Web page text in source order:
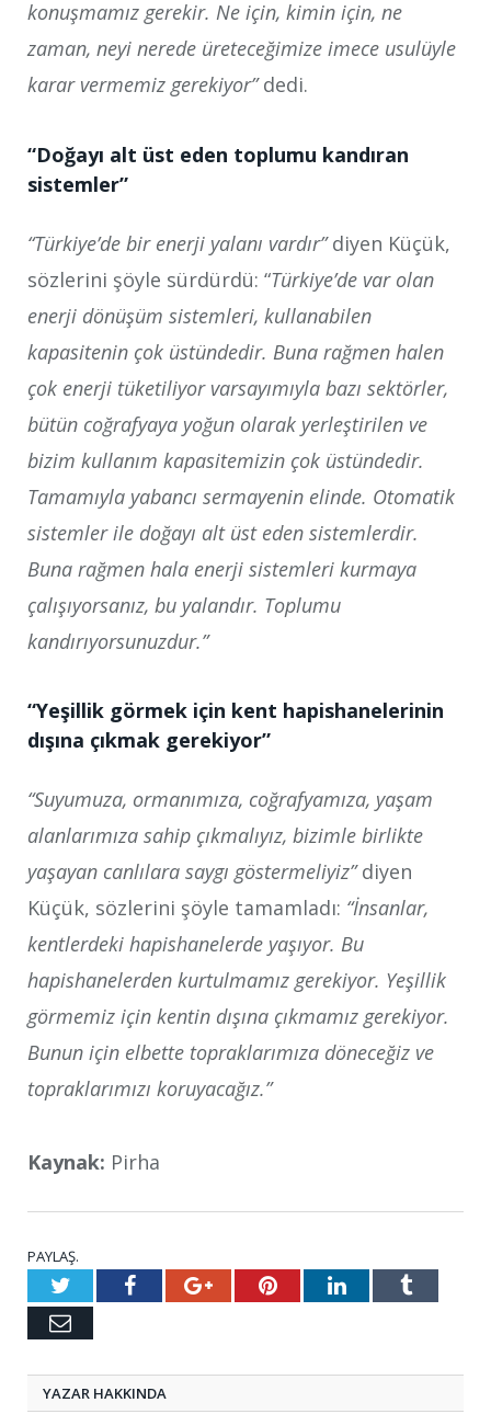
konuşmamız gerekir. Ne için, kimin için, ne
zaman, neyi nerede üreteceğimize imece usulüyle
karar vermemiz gerekiyor”dedi.
“Doğayı alt üst eden toplumu kandıran
sistemler”
“Türkiye’de bir enerji yalanı vardır”diyen Küçük,
sözlerini şöyle sürdürdü: “Türkiye’de var olan
enerji dönüşüm sistemleri, kullanabilen
kapasitenin çok üstündedir. Buna rağmen halen
çok enerji tüketiliyor varsayımıyla bazı sektörler,
bütün coğrafyaya yoğun olarak yerleştirilen ve
bizim kullanım kapasitemizin çok üstündedir.
Tamamıyla yabancı sermayenin elinde. Otomatik
sistemler ile doğayı alt üst eden sistemlerdir.
Buna rağmen hala enerji sistemleri kurmaya
çalışıyorsanız, bu yalandır. Toplumu
kandırıyorsunuzdur.”
“Yeşillik görmek için kent hapishanelerinin
dışına çıkmak gerekiyor”
“Suyumuza, ormanımıza, coğrafyamıza, yaşam
alanlarımıza sahip çıkmalıyız, bizimle birlikte
yaşayan canlılara saygı göstermeliyiz”diyen
Küçük, sözlerini şöyle tamamladı: “İnsanlar,
kentlerdeki hapishanelerde yaşıyor. Bu
hapishanelerden kurtulmamız gerekiyor. Yeşillik
görmemiz için kentin dışına çıkmamız gerekiyor.
Bunun için elbette topraklarımıza döneceğiz ve
topraklarımızı koruyacağız.”
Kaynak: Pirha
PAYLAŞ.
TwitterFacebookGoogle+PinterestLinkedInTumblr
E-
YAZAR HAKKINDA